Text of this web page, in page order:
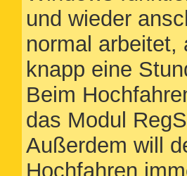
und wieder
normal arbeitet,
knapp eine
Beim
das Modul
Außerdem will
Hochfahren